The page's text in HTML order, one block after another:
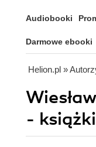
Audiobooki
Darmowe ebooki
Helion.pl »
- książki